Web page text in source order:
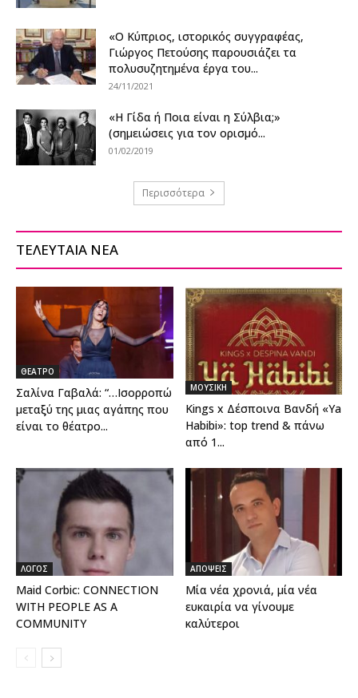
«Ο Κύπριος, ιστορικός συγγραφέας,
Γιώργος Πετούσης παρουσιάζει τα
πολυσυζητημένα έργα του...
24/11/2021
«Η Γίδα ή Ποια είναι η Σύλβια;»
(σημειώσεις για τον ορισμό...
01/02/2019
Περισσότερα
ΤΕΛΕΥΤΑΙΑ ΝΕΑ
ΘΕΑΤΡΟ
Σαλίνα Γαβαλά: “…Ισορροπώ
μεταξύ της μιας αγάπης που
είναι το θέατρο...
ΜΟΥΣΙΚΗ
Kings x Δέσποινα Βανδή «Ya
Habibi»: top trend & πάνω
από 1...
ΛΟΓΟΣ
Maid Corbic: CONNECTION
WITH PEOPLE AS A
COMMUNITY
ΑΠΟΨΕΙΣ
Μία νέα χρονιά, μία νέα
ευκαιρία να γίνουμε
καλύτεροι